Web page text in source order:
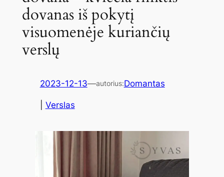
dovanas iš pokytį
visuomenėje kuriančių
verslų
2023-12-13—autorius:Domantas
Verslas